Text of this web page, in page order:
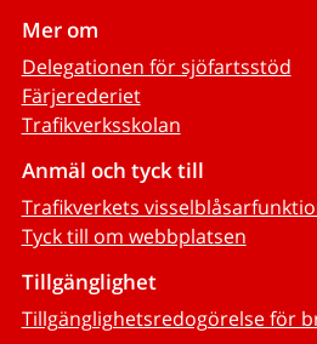
Mer om
Delegationen för sjöfartsstöd
Färjerederiet
Trafikverksskolan
Anmäl och tyck till
Trafikverkets
Tyck till om webbplatsen
Tillgänglighet
Tillgänglighetsredogörelse för